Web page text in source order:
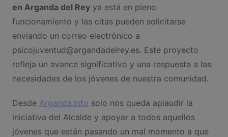
en Arganda del Reyya está en pleno
funcionamiento y las citas pueden solicitarse
enviando un correo electrónico a
psicojuventud@argandadelrey.es. Este proyecto
refleja un avance significativo y una respuesta a las
necesidades de los jóvenes de nuestra comunidad.
Desde Arganda.Info solo nos queda aplaudir la
iniciativa del Alcalde y apoyar a todos aquellos
jóvenes que están pasando un mal momento a que